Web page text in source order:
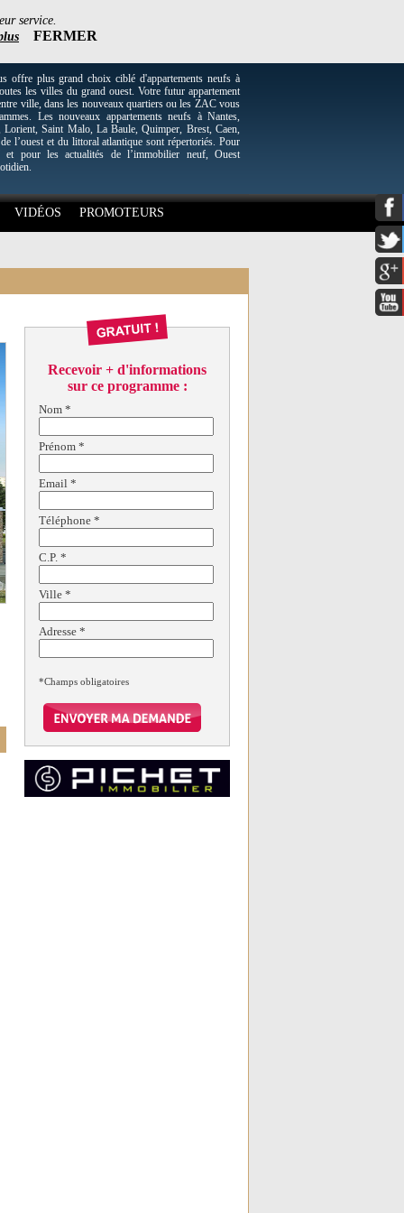
service.
FERMER
plus grand choix ciblé d'appartements neufs à
les villes du grand ouest. Votre futur appartement
ville, dans les nouveaux quartiers ou les ZAC vous
Les nouveaux appartements neufs à Nantes,
Lorient, Saint Malo, La Baule, Quimper, Brest, Caen,
l’ouest et du littoral atlantique sont répertoriés. Pour
et pour les actualités de l’immobilier neuf, Ouest
VIDÉOS PROMOTEURS
Recevoir + d'informations
sur ce programme :
Nom *
Prénom *
Email *
Téléphone *
C.P. *
Ville *
Adresse *
*Champs obligatoires